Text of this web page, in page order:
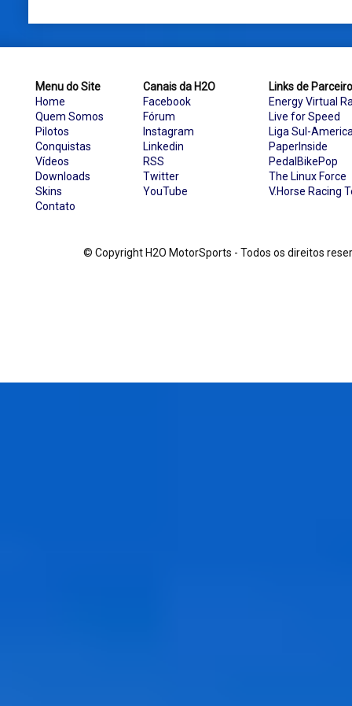
Menu do Site
Home
Quem Somos
Pilotos
Conquistas
Vídeos
Downloads
Skins
Contato
Canais da H2O
Facebook
Fórum
Instagram
Linkedin
RSS
Twitter
YouTube
Links de
Energy Virtual
Live for Speed
Liga Sul-
PaperInside
PedalBikePop
The Linux Force
V.Horse Racing
© Copyright H2O MotorSports - Todos os direitos